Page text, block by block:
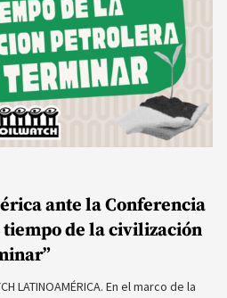
ante la Conferencia
tiempo de la civilización
LATINOAMÉRICA. En el marco de la